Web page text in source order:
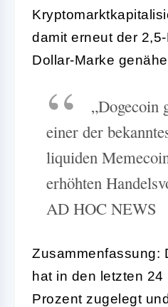
damit erneut der
Dollar-Marke
„Dogecoin
einer der
liquiden
erhöhten
AD HOC NEWS
Zusammenfassung:
hat in den letzten 24
Prozent zugelegt